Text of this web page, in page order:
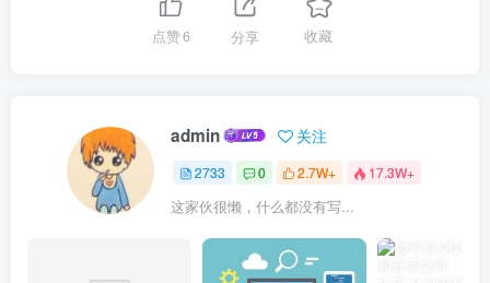
点赞6 分享 收藏
admin 关注
2733 0 2.7W+ 17.3W+
这家伙很懒，什么都没有写...